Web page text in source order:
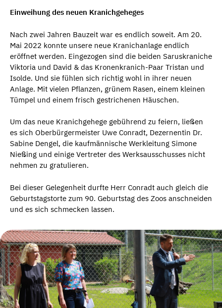
Einweihung des neuen Kranichgeheges
Nach zwei Jahren Bauzeit war es endlich soweit. Am 20.
Mai 2022 konnte unsere neue Kranichanlage endlich
eröffnet werden. Eingezogen sind die beiden Saruskraniche
Viktoria und David & das Kronenkranich-Paar Tristan und
Isolde. Und sie fühlen sich richtig wohl in ihrer neuen
Anlage. Mit vielen Pflanzen, grünem Rasen, einem kleinen
Tümpel und einem frisch gestrichenen Häuschen.
Um das neue Kranichgehege gebührend zu feiern, ließen
es sich Oberbürgermeister Uwe Conradt, Dezernentin Dr.
Sabine Dengel, die kaufmännische Werkleitung Simone
Nießing und einige Vertreter des Werksausschusses nicht
nehmen zu gratulieren.
Bei dieser Gelegenheit durfte Herr Conradt auch gleich die
Geburtstagstorte zum 90. Geburtstag des Zoos anschneiden
und es sich schmecken lassen.